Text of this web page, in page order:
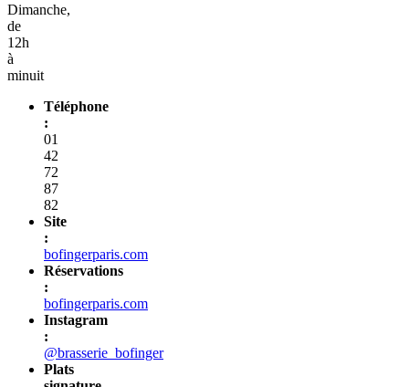
Dimanche,
de
12h
à
minuit
Téléphone
:
01
42
72
87
82
Site
:
bofingerparis.com
Réservations
:
bofingerparis.com
Instagram
:
@brasserie_bofinger
Plats